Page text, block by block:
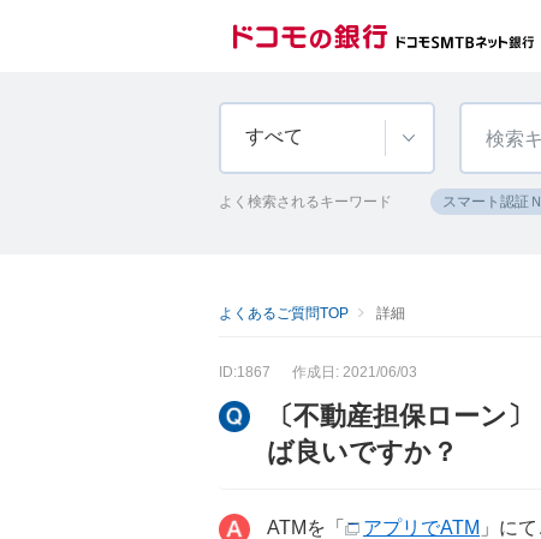
すべて
よく検索されるキーワード スマート認証
よくあるご質問TOP 詳細
ID:1867 作成日: 2021/06/03
〔不動産担保ローン
ば良いですか？
ATMを「 アプリでATM 」に